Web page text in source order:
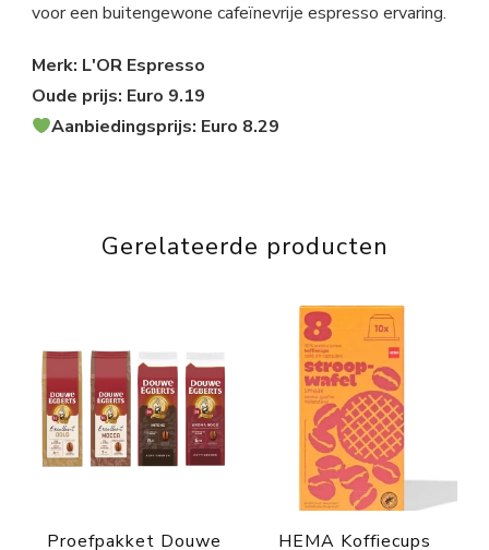
voor een buitengewone cafeïnevrije espresso ervaring.
Merk: L'OR Espresso
Oude prijs: Euro 9.19
Aanbiedingsprijs: Euro 8.29
Gerelateerde producten
Proefpakket Douwe HEMA Koffiecups